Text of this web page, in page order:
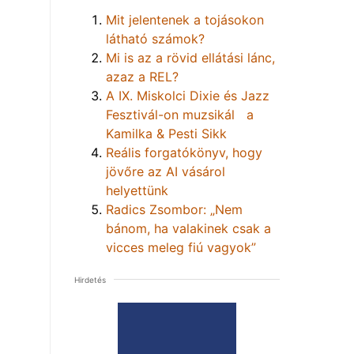
Mit jelentenek a tojásokon
látható számok?
Mi is az a rövid ellátási lánc,
azaz a REL?
A IX. Miskolci Dixie és Jazz
Fesztivál-on muzsikál a
Kamilka & Pesti Sikk
Reális forgatókönyv, hogy
jövőre az AI vásárol
helyettünk
Radics Zsombor: „Nem
bánom, ha valakinek csak a
vicces meleg fiú vagyok”
Hirdetés